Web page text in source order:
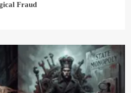
Fraud